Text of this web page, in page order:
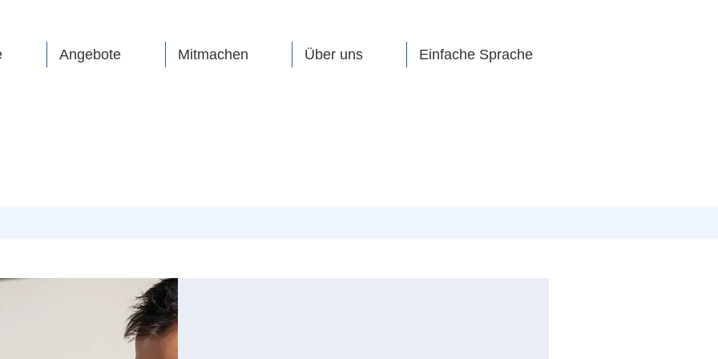
Angebote Mitmachen Über uns Einfache Sprache